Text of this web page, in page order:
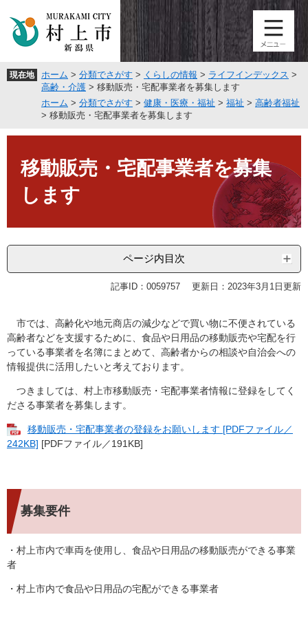
頭
飛
本
現在地 ホーム > 分類でさがす > くらしの情報 > ライフインデックス >
高齢・介護 > 移動販売・宅配事業者を募集します
ホーム > 分類でさがす > 健康・医療・福祉 > 福祉 > 高齢者福祉
> 移動販売・宅配事業者を募集します
移動販売・宅配事業者を募集
します
ページ内目次
記事ID：0059757 更新日：2023年3月1日更新
市では、高齢化や地元商店の減少などで買い物に不便されている
高齢者などを支援するために、食品や日用品の移動販売や宅配を行
っている事業者を名簿にまとめて、高齢者からの相談や自治会への
情報提供に活用したいと考えております。
つきましては、村上市移動販売・宅配事業者情報に登録をしてく
ださる事業者を募集します。
移動販売・宅配事業者の登録をお願いします [PDFファイル／
242KB] [PDFファイル／191KB]
募集要件
・村上市内で車両を使用し、食品や日用品の移動販売ができる事業
者
・村上市内で食品や日用品の宅配ができる事業者